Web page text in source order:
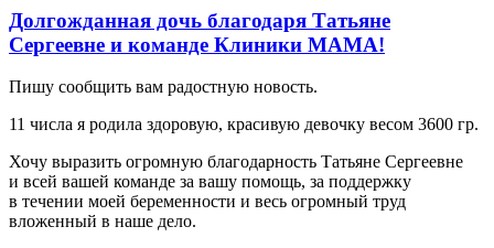
Долгожданная дочь благодаря Татьяне
Сергеевне и команде Клиники МАМА!
Пишу сообщить вам радостную новость.
11 числа я родила здоровую, красивую девочку весом 3600 гр.
Хочу выразить огромную благодарность Татьяне Сергеевне
и всей вашей команде за вашу помощь, за поддержку
в течении моей беременности и весь огромный труд
вложенный в наше дело.